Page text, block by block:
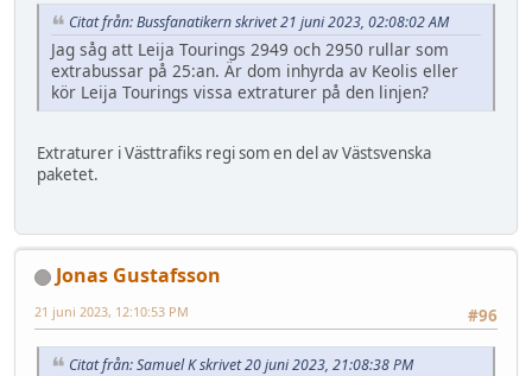
Citat från: Bussfanatikern skrivet 21 juni 2023, 02:08:02 AM
Jag såg att Leija Tourings 2949 och 2950 rullar som
extrabussar på 25:an. Är dom inhyrda av Keolis eller
kör Leija Tourings vissa extraturer på den linjen?
Extraturer i Västtrafiks regi som en del av Västsvenska
paketet.
Jonas Gustafsson
#96
21 juni 2023, 12:10:53 PM
Citat från: Samuel K skrivet 20 juni 2023, 21:08:38 PM